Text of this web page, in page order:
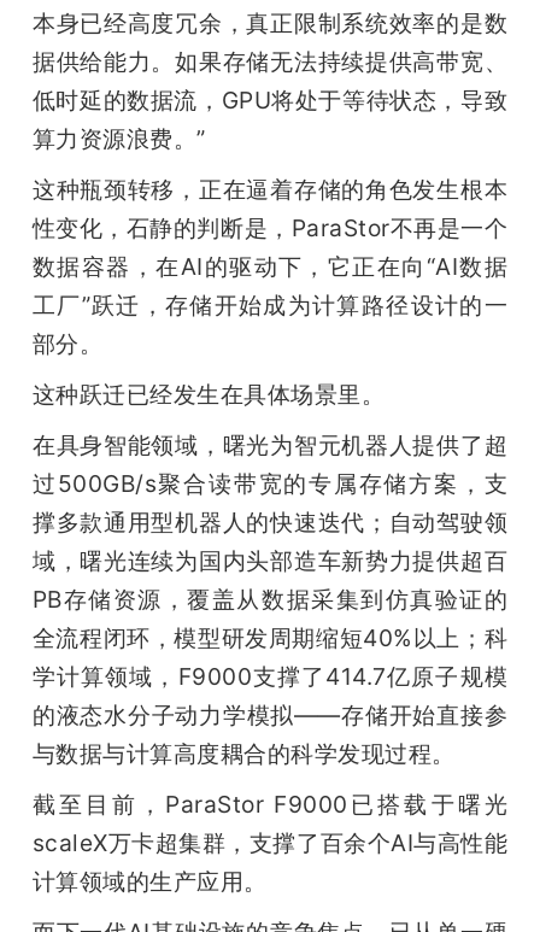
本身已经高度冗余，真正限制系统效率的是数
据供给能力。如果存储无法持续提供高带宽、
低时延的数据流，GPU将处于等待状态，导致
算力资源浪费。”
这种瓶颈转移，正在逼着存储的角色发生根本
性变化，石静的判断是，ParaStor不再是一个
数据容器，在AI的驱动下，它正在向“AI数据
工厂”跃迁，存储开始成为计算路径设计的一
部分。
这种跃迁已经发生在具体场景里。
在具身智能领域，曙光为智元机器人提供了超
过500GB/s聚合读带宽的专属存储方案，支
撑多款通用型机器人的快速迭代；自动驾驶领
域，曙光连续为国内头部造车新势力提供超百
PB存储资源，覆盖从数据采集到仿真验证的
全流程闭环，模型研发周期缩短40%以上；科
学计算领域，F9000支撑了414.7亿原子规模
的液态水分子动力学模拟——存储开始直接参
与数据与计算高度耦合的科学发现过程。
截至目前，ParaStor F9000已搭载于曙光
scaleX万卡超集群，支撑了百余个AI与高性能
计算领域的生产应用。